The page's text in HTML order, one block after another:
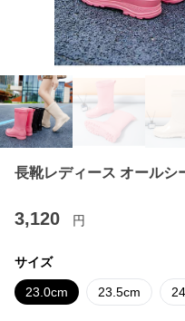
長靴レディース オールシ
3,120 円
サイズ
23.0cm 23.5cm